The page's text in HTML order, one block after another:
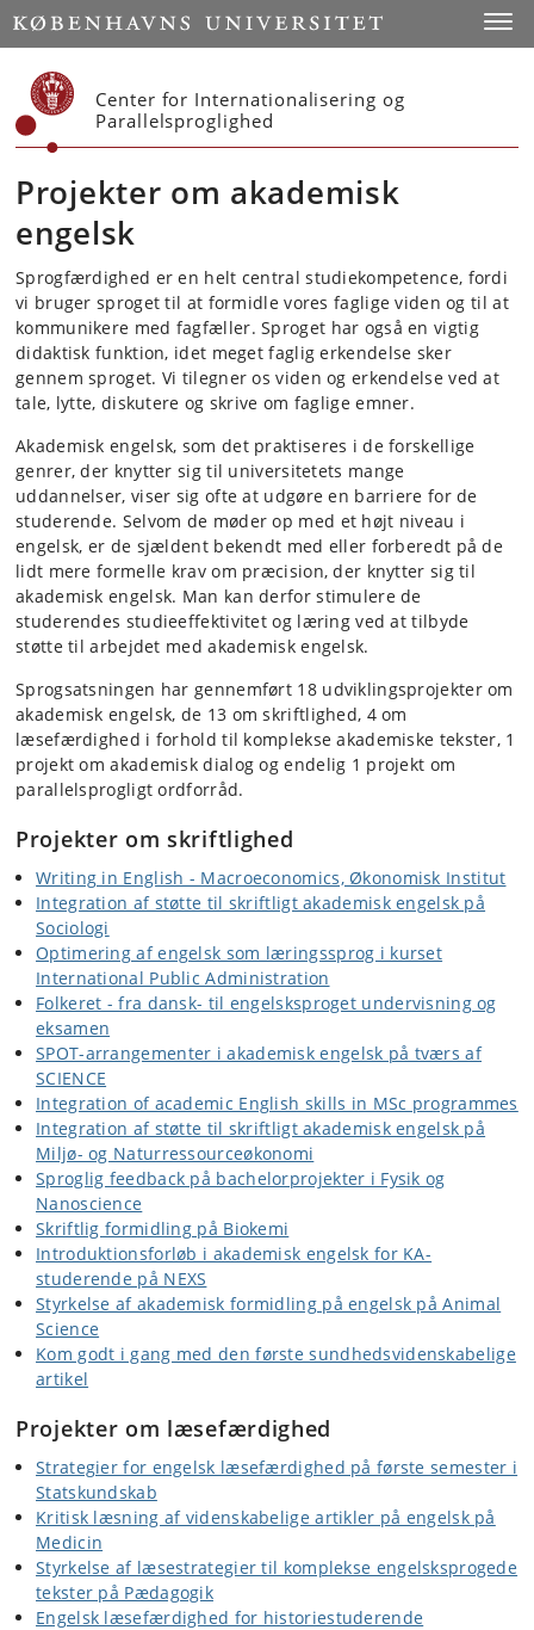
Start
Center for Internationalisering og
Parallelsproglighed
Projekter om akademisk
engelsk
Sprogfærdighed er en helt central studiekompetence, fordi
vi bruger sproget til at formidle vores faglige viden og til at
kommunikere med fagfæller. Sproget har også en vigtig
didaktisk funktion, idet meget faglig erkendelse sker
gennem sproget. Vi tilegner os viden og erkendelse ved at
tale, lytte, diskutere og skrive om faglige emner.
Akademisk engelsk, som det praktiseres i de forskellige
genrer, der knytter sig til universitetets mange
uddannelser, viser sig ofte at udgøre en barriere for de
studerende. Selvom de møder op med et højt niveau i
engelsk, er de sjældent bekendt med eller forberedt på de
lidt mere formelle krav om præcision, der knytter sig til
akademisk engelsk. Man kan derfor stimulere de
studerendes studieeffektivitet og læring ved at tilbyde
støtte til arbejdet med akademisk engelsk.
Sprogsatsningen har gennemført 18 udviklingsprojekter om
akademisk engelsk, de 13 om skriftlighed, 4 om
læsefærdighed i forhold til komplekse akademiske tekster, 1
projekt om akademisk dialog og endelig 1 projekt om
parallelsprogligt ordforråd.
Projekter om skriftlighed
Writing in English - Macroeconomics, Økonomisk Institut
Integration af støtte til skriftligt akademisk engelsk på
Sociologi
Optimering af engelsk som læringssprog i kurset
International Public Administration
Folkeret - fra dansk- til engelsksproget undervisning og
eksamen
SPOT-arrangementer i akademisk engelsk på tværs af
SCIENCE
Integration of academic English skills in MSc programmes
Integration af støtte til skriftligt akademisk engelsk på
Miljø- og Naturressourceøkonomi
Sproglig feedback på bachelorprojekter i Fysik og
Nanoscience
Skriftlig formidling på Biokemi
Introduktionsforløb i akademisk engelsk for KA-
studerende på NEXS
Styrkelse af akademisk formidling på engelsk på Animal
Science
Kom godt i gang med den første sundhedsvidenskabelige
artikel
Projekter om læsefærdighed
Strategier for engelsk læsefærdighed på første semester i
Statskundskab
Kritisk læsning af videnskabelige artikler på engelsk på
Medicin
Styrkelse af læsestrategier til komplekse engelsksprogede
tekster på Pædagogik
Engelsk læsefærdighed for historiestuderende